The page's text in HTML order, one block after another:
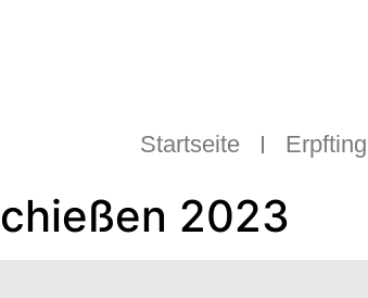
Startseite Erpfting
2023